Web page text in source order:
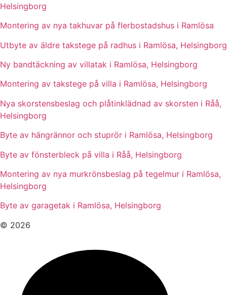
Helsingborg
Montering av nya takhuvar på flerbostadshus i Ramlösa
Utbyte av äldre takstege på radhus i Ramlösa, Helsingborg
Ny bandtäckning av villatak i Ramlösa, Helsingborg
Montering av takstege på villa i Ramlösa, Helsingborg
Nya skorstensbeslag och plåtinklädnad av skorsten i Råå,
Helsingborg
Byte av hängrännor och stuprör i Ramlösa, Helsingborg
Byte av fönsterbleck på villa i Råå, Helsingborg
Montering av nya murkrönsbeslag på tegelmur i Ramlösa,
Helsingborg
Byte av garagetak i Ramlösa, Helsingborg
© 2026